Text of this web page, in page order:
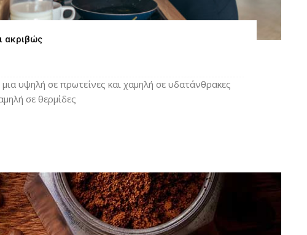
ακριβώς
υψηλή σε πρωτεΐνες και χαμηλή σε υδατάνθρακες
σε θερμίδες